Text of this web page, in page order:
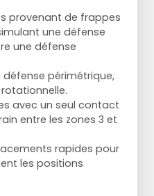
provenant de frappes
une défense
une défense
périmétrique,
avec un seul contact
entre les zones 3 et
rapides pour
les positions